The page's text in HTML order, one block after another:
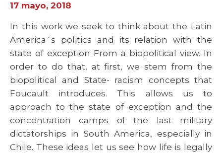
17 mayo, 2018
In this work we seek to think about the Latin
America´s politics and its relation with the
state of exception From a biopolitical view. In
order to do that, at first, we stem from the
biopolitical and State- racism concepts that
Foucault introduces. This allows us to
approach to the state of exception and the
concentration camps of the last military
dictatorships in South America, especially in
Chile. These ideas let us see how life is legally